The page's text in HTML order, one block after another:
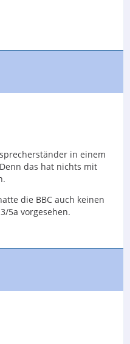
in einem
das hat nichts mit
die BBC auch keinen
5a vorgesehen.